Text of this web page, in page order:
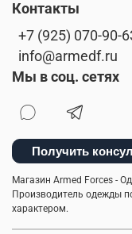
Контакты
+7 (925) 070-90-
info@armedf.ru
Мы в соц. сетях
Получить
Магазин Armed Forces -
Производитель одежды
характером.